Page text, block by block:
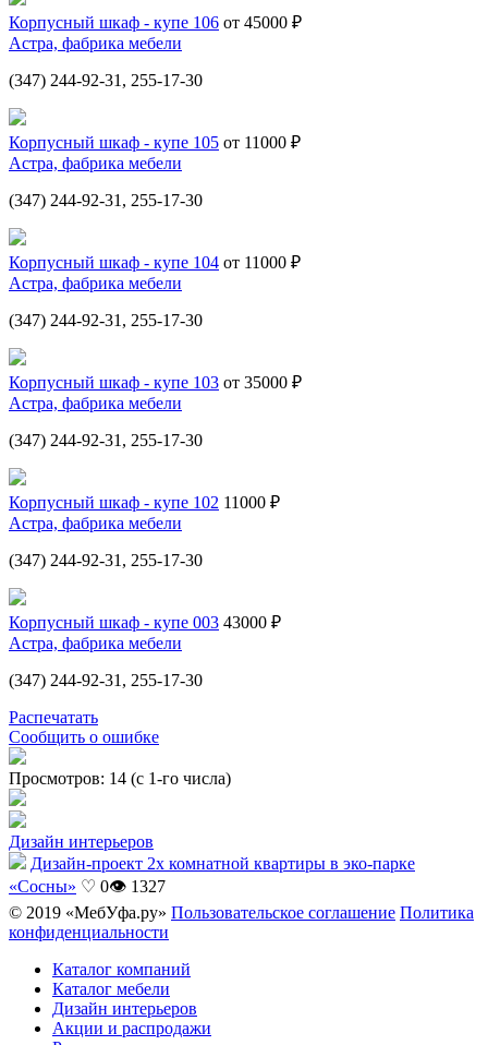
Корпусный шкаф - купе 106 от 45000 ₽
Астра, фабрика мебели
(347) 244-92-31, 255-17-30
Корпусный шкаф - купе 105 от 11000 ₽
Астра, фабрика мебели
(347) 244-92-31, 255-17-30
Корпусный шкаф - купе 104 от 11000 ₽
Астра, фабрика мебели
(347) 244-92-31, 255-17-30
Корпусный шкаф - купе 103 от 35000 ₽
Астра, фабрика мебели
(347) 244-92-31, 255-17-30
Корпусный шкаф - купе 102 11000 ₽
Астра, фабрика мебели
(347) 244-92-31, 255-17-30
Корпусный шкаф - купе 003 43000 ₽
Астра, фабрика мебели
(347) 244-92-31, 255-17-30
Распечатать
Сообщить о ошибке
Просмотров: 14 (с 1-го числа)
Дизайн интерьеров
Дизайн-проект 2х комнатной квартиры в эко-парке
«Сосны» ♡ 0👁 1327
© 2019 «МебУфа.ру» Пользовательское соглашение Политика
конфиденциальности
Каталог компаний
Каталог мебели
Дизайн интерьеров
Акции и распродажи